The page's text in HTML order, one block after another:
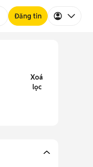
Đăng tin
Xoá
lọc